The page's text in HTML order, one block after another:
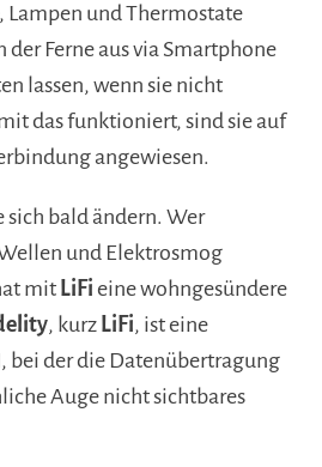
Lampen und Thermostate
Ferne aus via Smartphone
lassen, wenn sie nicht
das funktioniert, sind sie auf
angewiesen.
sich bald ändern. Wer
und Elektrosmog
mit LiFi eine wohngesündere
, kurz LiFi, ist eine
bei der die Datenübertragung
Auge nicht sichtbares